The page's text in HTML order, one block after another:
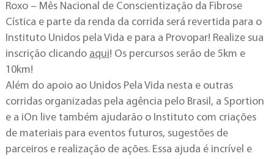
Roxo – Mês Nacional de Conscientização da Fibrose
Cística e parte da renda da corrida será revertida para o
Instituto Unidos pela Vida e para a Provopar! Realize sua
inscrição clicando aqui! Os percursos serão de 5km e
10km!
Além do apoio ao Unidos Pela Vida nesta e outras
corridas organizadas pela agência pelo Brasil, a Sportion
e a iOn live também ajudarão o Instituto com criações
de materiais para eventos futuros, sugestões de
parceiros e realização de ações. Essa ajuda é incrível e